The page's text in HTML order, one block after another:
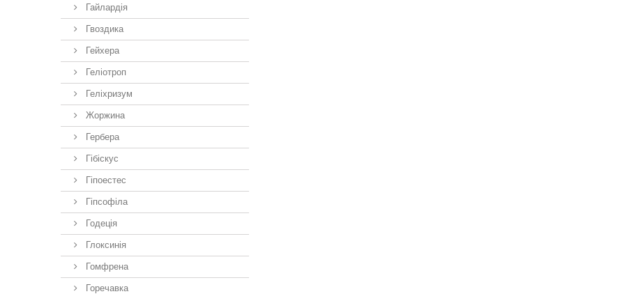
Гайлардія
Гвоздика
Гейхера
Геліотроп
Геліхризум
Жоржина
Гербера
Гібіскус
Гіпоестес
Гіпсофіла
Годеція
Глоксинія
Гомфрена
Горечавка